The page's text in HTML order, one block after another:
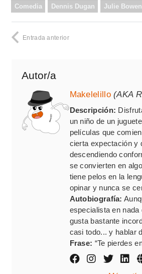
Comedia Dennis Dugan Julie Bowen
Entrada anterior
Autor/a
Makelelillo (AKA
Descripción:
un niño de un
películas que
cierta expectación y
descendiendo
se convierten en
tiene pelos en la
opinar y nunca se
Autobiografía:
especialista en
gusta bastante
casi todo... y hablar
Frase: “Te pierdes